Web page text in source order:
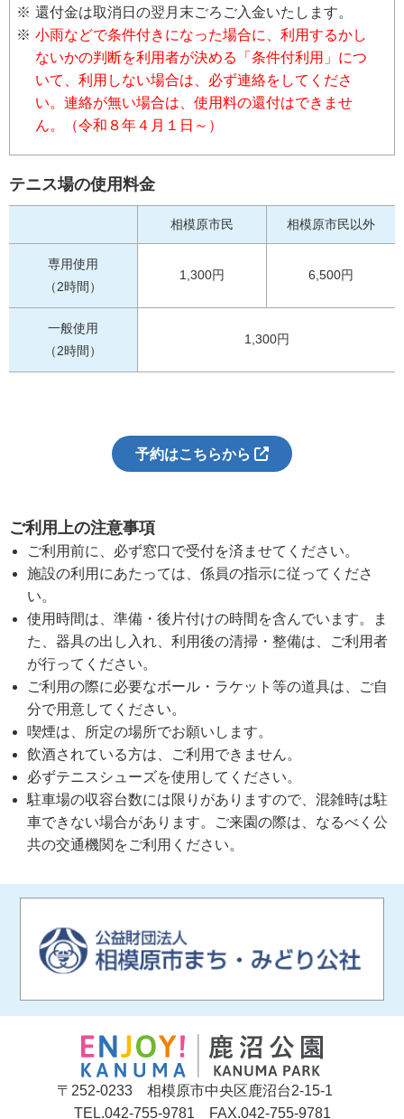
還付金は取消日の翌月末ごろご入金いたします。
小雨などで条件付きになった場合に、利用するかし
ないかの判断を利用者が決める「条件付利用」につ
いて、利用しない場合は、必ず連絡をしてくださ
い。連絡が無い場合は、使用料の還付はできませ
ん。（令和８年４月１日～）
テニス場の使用料金
相模原市民 相模原市民以外
専用使用
（2時間）
1,300円 6,500円
一般使用
（2時間）
1,300円
予約はこちらから
ご利用上の注意事項
ご利用前に、必ず窓口で受付を済ませてください。
施設の利用にあたっては、係員の指示に従ってくださ
い。
使用時間は、準備・後片付けの時間を含んでいます。ま
た、器具の出し入れ、利用後の清掃・整備は、ご利用者
が行ってください。
ご利用の際に必要なボール・ラケット等の道具は、ご自
分で用意してください。
喫煙は、所定の場所でお願いします。
飲酒されている方は、ご利用できません。
必ずテニスシューズを使用してください。
駐車場の収容台数には限りがありますので、混雑時は駐
車できない場合があります。ご来園の際は、なるべく公
共の交通機関をご利用ください。
〒252-0233 相模原市中央区鹿沼台2-15-1
TEL.042-755-9781 FAX.042-755-9781